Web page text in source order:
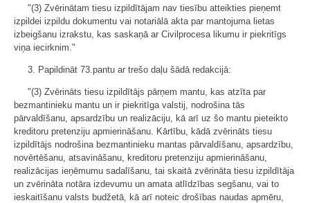
"(3) Zvērinātam tiesu izpildītājam nav tiesību atteikties pieņemt
izpildei izpildu dokumentu vai notariālā akta par mantojuma lietas
izbeigšanu izrakstu, kas saskaņā ar Civilprocesa likumu ir piekritīgs
viņa iecirknim."
3. Papildināt 73.pantu ar trešo daļu šādā redakcijā:
"(3) Zvērināts tiesu izpildītājs pārņem mantu, kas atzīta par
bezmantinieku mantu un ir piekritīga valstij, nodrošina tās
pārvaldīšanu, apsardzību un realizāciju, kā arī uz šo mantu pieteikto
kreditoru pretenziju apmierināšanu. Kārtību, kādā zvērināts tiesu
izpildītājs nodrošina bezmantinieku mantas pārvaldīšanu, apsardzību,
novērtēšanu, atsavināšanu, kreditoru pretenziju apmierināšanu,
realizācijas ieņēmumu sadalīšanu, tai skaitā zvērināta tiesu izpildītāja
un zvērināta notāra izdevumu un amata atlīdzības segšanu, vai to
ieskaitīšanu valsts budžetā, kā arī noteic drošības naudas apmēru,